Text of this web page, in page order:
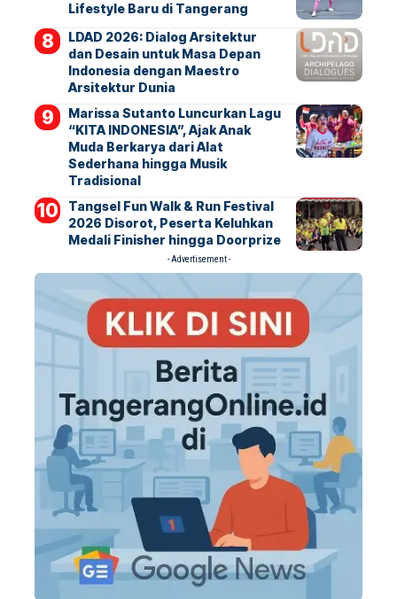
Lifestyle Baru di Tangerang
LDAD 2026: Dialog Arsitektur
dan Desain untuk Masa Depan
Indonesia dengan Maestro
Arsitektur Dunia
Marissa Sutanto Luncurkan Lagu
“KITA INDONESIA”, Ajak Anak
Muda Berkarya dari Alat
Sederhana hingga Musik
Tradisional
Tangsel Fun Walk & Run Festival
2026 Disorot, Peserta Keluhkan
Medali Finisher hingga Doorprize
- Advertisement -